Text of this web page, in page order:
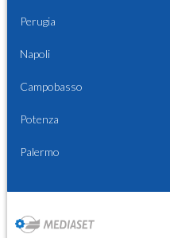
Perugia
Napoli
Campobasso
Potenza
Palermo